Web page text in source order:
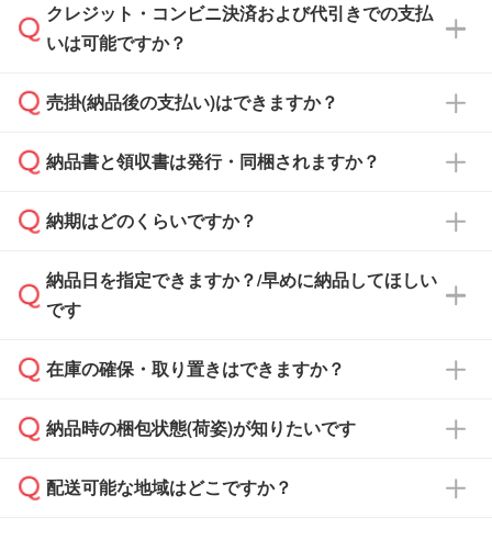
通常、翌営業日までにお送りしております。混
雑状況によっては、お時間をいただくこともご
依頼いただいた場合は、翌営業日以降のご連絡
クレジット・コンビニ決済および代引きでの支払
いは可能ですか？
銀行振込のみのご対応となります。
売掛(納品後の支払い)はできますか？
基本的には先入金をお願いしておりますが、自
どの場合は、月末締め翌月末払いに対応可能で
また、卒業・卒園記念品で対策委員会や個人様
校や幼稚園・保育園であれば、同様の条件でご
ご希望の際は担当スタッフまでお気軽にご相談
ください。
納品書と領収書は発行・同梱されますか？
納品書・領収書は ご依頼をいただいた場合の
ず、通常はPDFデータをメール添付でお送りし
ます。
たは注文フォームの『ご注文に関する備考欄』
納期はどのくらいですか？
・印刷する場合(500個程度)
ご入金、イメージ画像の校了から約2週間～2
ご入金確認後、1～2営業日で出荷いたしま
納品日を指定できますか？/早めに納品してほしい
です
ご希望の納期がある場合は、お問い合わせ・お
い。
応が可能かご案内いたします。
在庫の確保・取り置きはできますか？
ご入金確認後に在庫を確保し、注文確定のご連
はできかねますので予めご了承ください。
納品時の梱包状態(荷姿)が知りたいです
商品によって異なります。各ページにある商品
配送可能な地域はどこですか？